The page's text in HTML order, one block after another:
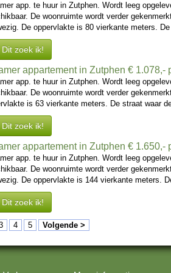
app. te huur in Zutphen. Wordt leeg
De woonruimte wordt verder
De oppervlakte is 80 vierkante meters.
Dit zoek ik!
appartement in Zutphen € 1.078,-
app. te huur in Zutphen. Wordt leeg
De woonruimte wordt verder
is 63 vierkante meters. De straat waar
Dit zoek ik!
appartement in Zutphen € 1.650,-
app. te huur in Zutphen. Wordt leeg
De woonruimte wordt verder
De oppervlakte is 144 vierkante meters.
Dit zoek ik!
4 5 Volgende >